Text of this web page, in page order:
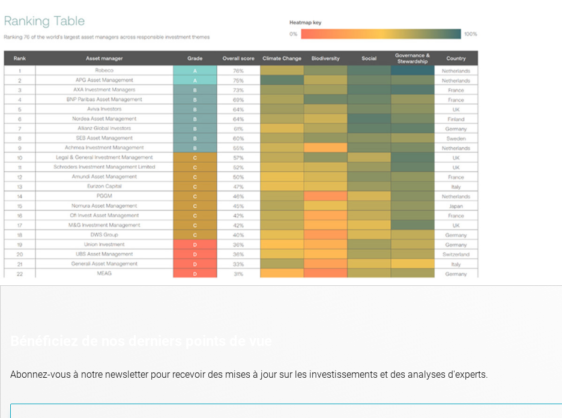
Abonnez-vous à notre newsletter pour recevoir des mises à jour sur les investissements et des analyses d'experts.